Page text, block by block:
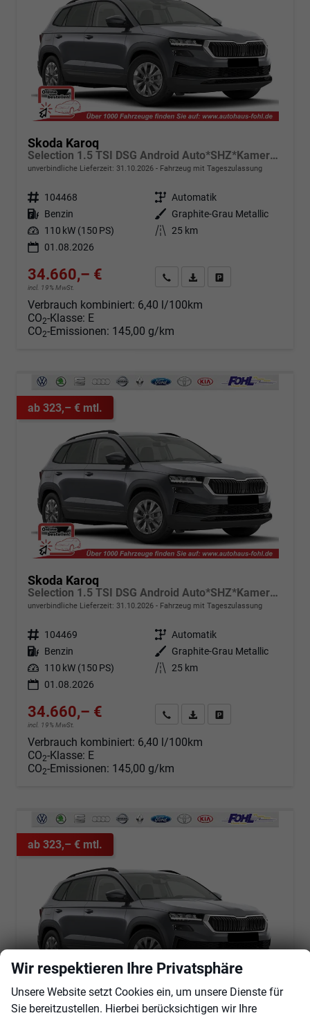
Skoda Karoq
Selection 1.5 TSI DSG Android Auto*SHZ*Kamera*PDC v/h*Klimaauto*SUNSET*LED
unverbindliche Lieferzeit: 31.10.2026 Fahrzeug mit Tageszulassung
Fahrzeugnr. 104468 Getriebe Automatik
Kraftstoff Benzin Außenfarbe
Graphite-Grau Metallic
Leistung 110 kW (150 PS) Kilometerstand 25 km
01.08.2026
34.660,– €
incl. 19% MwSt.
Angebot anfordern
Fahrzeugexpose (PDF)
Verbrauch kombiniert: 6,40 l/100km
CO2-Klasse: E
CO2-Emissionen: 145,00 g/km
ab 323,– € mtl.
Skoda Karoq
Selection 1.5 TSI DSG Android Auto*SHZ*Kamera*PDC v/h*Klimaauto*SUNSET*LED
unverbindliche Lieferzeit: 31.10.2026 Fahrzeug mit Tageszulassung
Fahrzeugnr. 104469 Getriebe Automatik
Kraftstoff Benzin Außenfarbe
Graphite-Grau Metallic
Leistung 110 kW (150 PS) Kilometerstand 25 km
01.08.2026
34.660,– €
incl. 19% MwSt.
Angebot anfordern
Fahrzeugexpose (PDF)
Verbrauch kombiniert: 6,40 l/100km
CO2-Klasse: E
CO2-Emissionen: 145,00 g/km
ab 323,– € mtl.
Wir respektieren Ihre Privatsphäre
Unsere Website setzt Cookies ein, um unsere Dienste für
Sie bereitzustellen. Hierbei berücksichtigen wir Ihre